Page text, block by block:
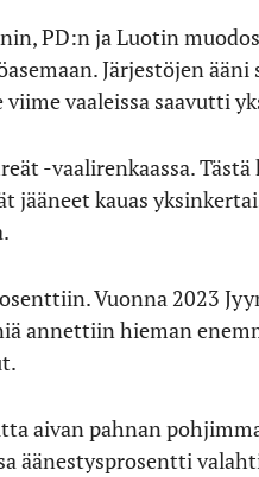
PD:n ja Luotin
Järjestöjen ääni
vaaleissa saavutti
-vaalirenkaassa.
kauas
Vuonna 2023
annettiin hieman
aivan pahnan
äänestysprosentti